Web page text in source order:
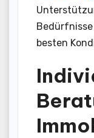
besten